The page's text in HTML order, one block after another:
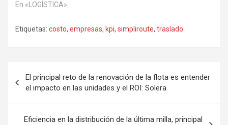
En «LOGÍSTICA»
Etiquetas: costo, empresas, kpi, simpliroute, traslado
de
entradas
El principal reto de la renovación de la flota es entender
el impacto en las unidades y el ROI: Solera
Eficiencia en la distribución de la última milla, principal